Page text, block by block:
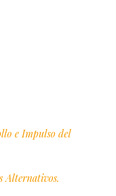
e Impulso del
Alternativos.